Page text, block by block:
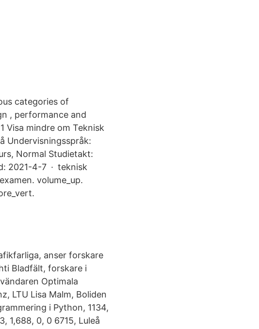
categories of
, performance and
Visa mindre om Teknisk
Undervisningsspråk:
Normal Studietakt:
2021-4-7 · teknisk
volume_up.
anser forskare
Bladfält, forskare i
Optimala
LTU Lisa Malm, Boliden
i Python, 1134,
1,688, 0, 0 6715, Luleå